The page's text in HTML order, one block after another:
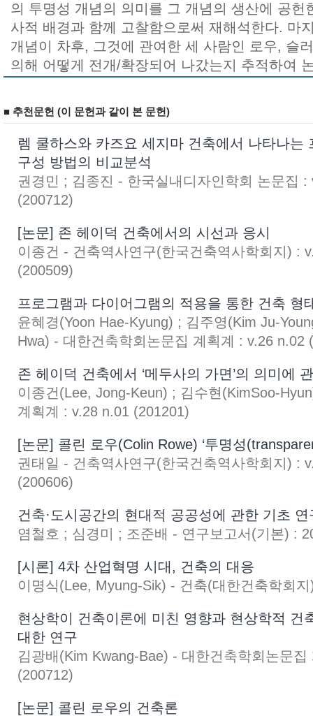
의 투명성 개념의 의미를 그 개념의 생산에 공헌
사적 배경과 함께 고찰함으로써 재해석한다. 마
개념이 차후, 그것에 관여한 세 사람인 로우, 슬
의해 어떻게 전개/확장되어 나갔는지 추적하여
■ 추천문헌 (이 문헌과 같이 본 문헌)
렘 쿨하스와 카즈요 세지마 건축에서 나타나는
구성 방법의 비교분석
권경민 ; 김종진 - 한국실내디자인학회 논문집
(200712)
[논문] 존 헤이덕 건축에서의 시선과 응시
이종건 - 건축역사연구(한국건축역사학회지) :
(200509)
프로그램과 다이어그램의 적용을 통한 건축 형
윤혜경(Yoon Hae-Kyung) ; 김주영(Kim Ju-
Hwa) - 대한건축학회논문집 계획계 : v.26 n.02
존 헤이덕 건축에서 ‘메두사의 가면’의 의미에
이종건(Lee, Jong-Keun) ; 김수현(KimSoo-
계획계 : v.28 n.01 (201201)
[논문] 콜린 로우(Colin Rowe) ‘투명성
권태일 - 건축역사연구(한국건축역사학회지) :
(200606)
건축·도시공간의 현대적 공공성에 관한 기초 연
염철호 ; 심경미 ; 조준배 - 연구보고서(기본) :
[시론] 4차 산업혁명 시대, 건축의 대응
이명식(Lee, Myung-Sik) - 건축(대한건축학회
현상학이 건축이론에 미친 영향과 현상학적 건
대한 연구
김광배(Kim Kwang-Bae) - 대한건축학회논문
(200712)
[논문] 콜린 로우의 건축론